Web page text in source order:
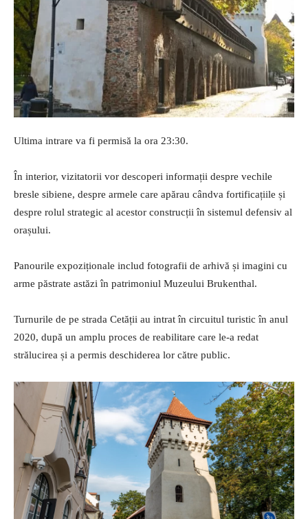
Ultima intrare va fi permisă la ora 23:30.
În interior, vizitatorii vor descoperi informații despre vechile
bresle sibiene, despre armele care apărau cândva fortificațiile și
despre rolul strategic al acestor construcții în sistemul defensiv al
orașului.
Panourile expoziționale includ fotografii de arhivă și imagini cu
arme păstrate astăzi în patrimoniul Muzeului Brukenthal.
Turnurile de pe strada Cetății au intrat în circuitul turistic în anul
2020, după un amplu proces de reabilitare care le-a redat
strălucirea și a permis deschiderea lor către public.